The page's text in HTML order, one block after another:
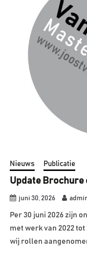
Nieuws Publicatie
Update Brochure
juni 30, 2026
Per 30 juni 2026 zijn
met werk van 2022
wij rollen